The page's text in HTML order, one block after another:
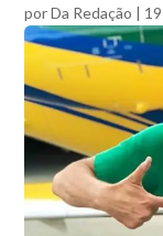
porDa Redação |